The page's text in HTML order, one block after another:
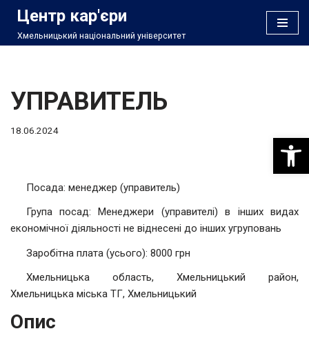
Перейти
Центр кар'єри
Хмельницький національний університет
УПРАВИТЕЛЬ
18.06.2024
Посада: менеджер (управитель)
Група посад: Менеджери (управителі) в інших видах
економічної діяльності не віднесені до інших угруповань
Заробітна плата (усього): 8000 грн
Хмельницька область, Хмельницький район,
Хмельницька міська ТГ, Хмельницький
Опис